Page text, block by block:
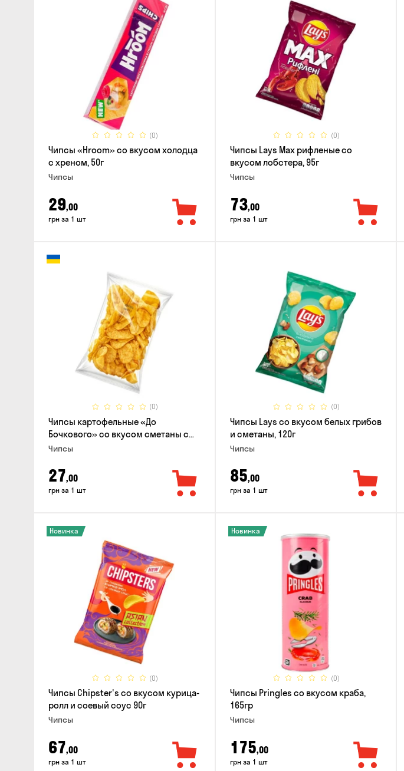
(0)
Чипсы «Hroom» со вкусом холодца
с хреном, 50г
Чипсы
29,00
грн за 1 шт
(0)
Чипсы Lays Max рифленые со
вкусом лобстера, 95г
Чипсы
73,00
грн за 1 шт
(0)
Чипсы картофельные «До
Бочкового» со вкусом сметаны с
зеленью, 100г
Чипсы
27,00
грн за 1 шт
(0)
Чипсы Lays со вкусом белых грибов
и сметаны, 120г
Чипсы
85,00
грн за 1 шт
(0)
Новинка
Чипсы Chipster's со вкусом курица-
ролл и соевый соус 90г
Чипсы
67,00
грн за 1 шт
(0)
Новинка
Чипсы Pringles со вкусом краба,
165гр
Чипсы
175,00
грн за 1 шт